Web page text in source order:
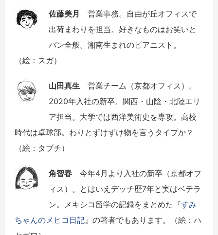
佐藤美月
営業事務。自由が丘オフィスで
出荷まわりを担当。好きなものはお笑いと
パン全般。湘南生まれのピアニスト。
（絵：スガ）
山田真生 営業チーム（京都オフィス）。
2020年入社の新卒。関西・山陰・北陸エリ
ア担当。大学では西洋美術史を専攻。高校
時代は卓球部。わりとずけずけ物を言うタイプか？
（絵：タブチ）
角智春 今年4月より入社の新卒（京都オフ
ィス）。とはいえデッチ歴7年と実はベテラ
ン。メキシコ留学の記録をまとめた『すみ
ちゃんのメヒコ日記 』の著者でもあります。（絵：ハ